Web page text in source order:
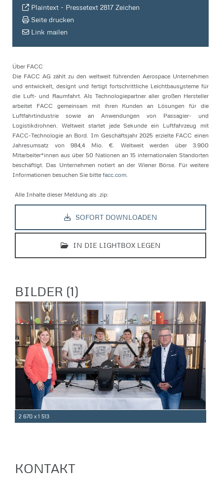
Plaintext - Pressetext 2817 Zeichen
Seite drucken
Link mailen
Über FACC
Die FACC AG zählt zu den weltweit führenden Aerospace Unternehmen
und entwickelt, designt und fertigt fortschrittliche Leichtbausysteme für
die Luft- und Raumfahrt. Als Technologiepartner aller großen Hersteller
arbeitet FACC gemeinsam mit ihren Kunden an Lösungen für die
Luftfahrtindustrie sowie an Anwendungen von Passagier- und
Logistikdrohnen. Weltweit startet jede Sekunde ein Luftfahrzeug mit
FACC-Technologie an Bord. Im Geschäftsjahr 2025 erzielte FACC einen
Jahresumsatz von 984,4 Mio. €. Weltweit werden über 3.900
Mitarbeiter*innen aus über 50 Nationen an 15 internationalen Standorten
beschäftigt. Das Unternehmen notiert an der Wiener Börse. Für weitere
Informationen besuchen Sie bitte facc.com.
Alle Inhalte dieser Meldung als .zip:
SOFORT DOWNLOADEN
IN DIE LIGHTBOX LEGEN
BILDER (1)
2 670 x 1 513
KONTAKT